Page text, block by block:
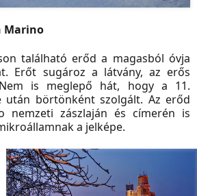
Marino
található erőd a magasból óvja
Erőt sugároz a látvány, az erős
is meglepő hát, hogy a 11.
után börtönként szolgált. Az erőd
nemzeti zászlaján és címerén is
a jelképe.